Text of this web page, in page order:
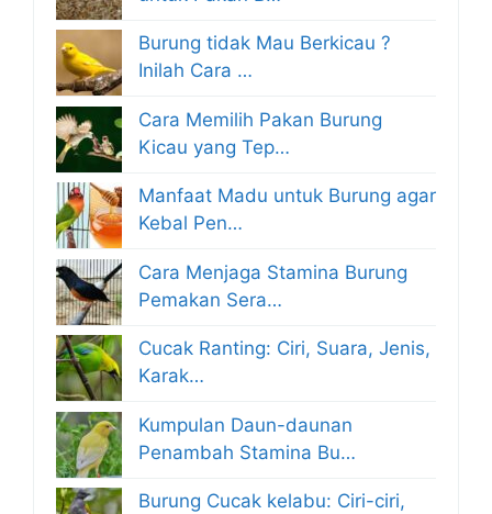
Burung tidak Mau Berkicau ?
Inilah Cara …
Cara Memilih Pakan Burung
Kicau yang Tep…
Manfaat Madu untuk Burung agar
Kebal Pen…
Cara Menjaga Stamina Burung
Pemakan Sera…
Cucak Ranting: Ciri, Suara, Jenis,
Karak…
Kumpulan Daun-daunan
Penambah Stamina Bu…
Burung Cucak kelabu: Ciri-ciri,